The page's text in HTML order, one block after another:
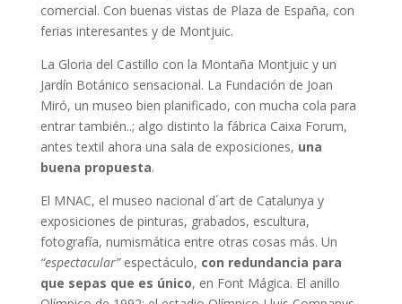
comercial. Con buenas vistas de Plaza de España, con
ferias interesantes y de Montjuic.
La Gloria del Castillo con la Montaña Montjuic y un
Jardín Botánico sensacional. La Fundación de Joan
Miró, un museo bien planificado, con mucha cola para
entrar también..; algo distinto la fábrica Caixa Forum,
antes textil ahora una sala de exposiciones, una
buena propuesta.
El MNAC, el museo nacional d´art de Catalunya y
exposiciones de pinturas, grabados, escultura,
fotografía, numismática entre otras cosas más. Un
“espectacular”espectáculo, con redundancia para
que sepas que es único, en Font Mágica. El anillo